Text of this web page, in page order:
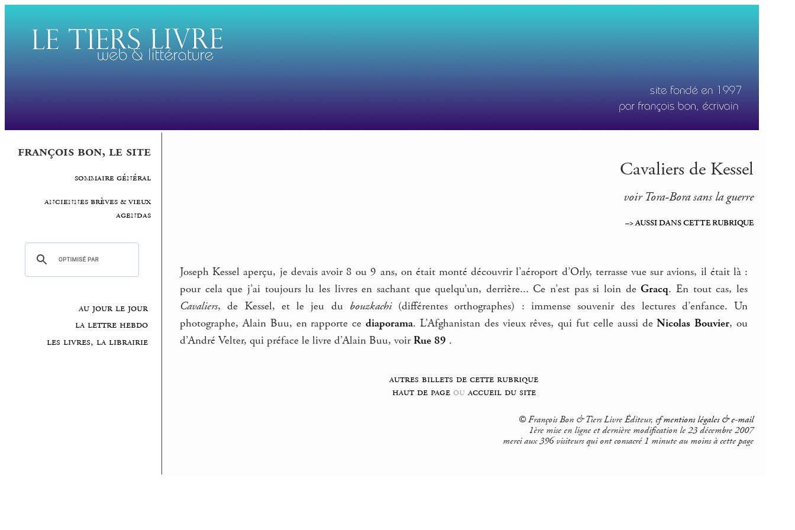
françois bon, le site
sommaire général
anciennes brèves & vieux
agendas
au jour le jour
la lettre hebdo
les livres, la librairie
Cavaliers de Kessel
voir Tora-Bora sans la guerre
–> AUSSI DANS CETTE RUBRIQUE
Joseph Kessel aperçu, je devais avoir 8 ou 9 ans, on était monté découvrir l’aéroport d’Orly, terrasse vue sur avions, il était là :
pour cela que j’ai toujours lu les livres en sachant que quelqu’un, derrière... Ce n’est pas si loin deGracq. En tout cas, les
Cavaliers, de Kessel, et le jeu du bouzkachi(différentes orthographes) : immense souvenir des lectures d’enfance. Un
photographe, Alain Buu, en rapporte cediaporama. L’Afghanistan des vieux rêves, qui fut celle aussi deNicolas Bouvier, ou
d’André Velter, qui préface le livre d’Alain Buu, voirRue 89 .
autres billets de cette rubrique
haut de pageouaccueil du site
© François Bon & Tiers Livre Éditeur, cfmentions légales & e-mail
1ère mise en ligne et dernière modification le 23 décembre 2007
merci aux 396 visiteurs qui ont consacré 1 minute au moins à cette page